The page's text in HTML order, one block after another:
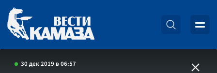
30 дек 2019 в 06:57